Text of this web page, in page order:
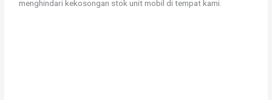
menghindari kekosongan stok unit mobil di tempat kami.